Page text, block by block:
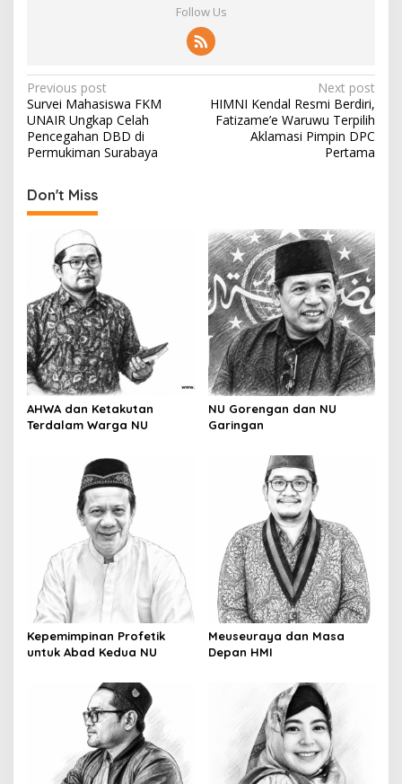
Follow Us
P
o
s
t
n
a
g
a
t
i
o
n
Previous post
Survei Mahasiswa FKM
UNAIR Ungkap Celah
Pencegahan DBD di
Permukiman Surabaya
Next post
HIMNI Kendal Resmi Berdiri,
Fatizame’e Waruwu Terpilih
Aklamasi Pimpin DPC
Pertama
Don't Miss
AHWA dan Ketakutan
Terdalam Warga NU
NU Gorengan dan NU
Garingan
Kepemimpinan Profetik
untuk Abad Kedua NU
Meuseuraya dan Masa
Depan HMI